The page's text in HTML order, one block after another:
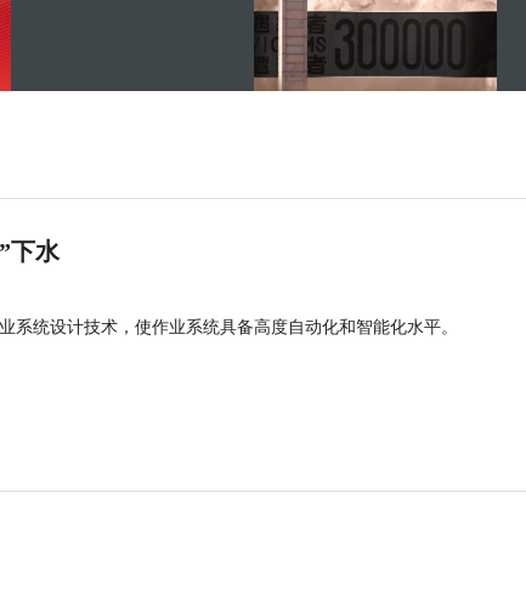
下水
统设计技术，使作业系统具备高度自动化和智能化水平。